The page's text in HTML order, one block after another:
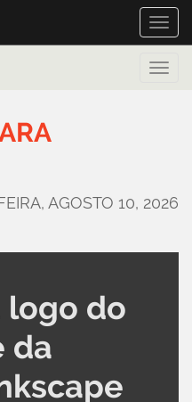
Toggle
Toggle
AGOSTO 10, 2026
logo do
da